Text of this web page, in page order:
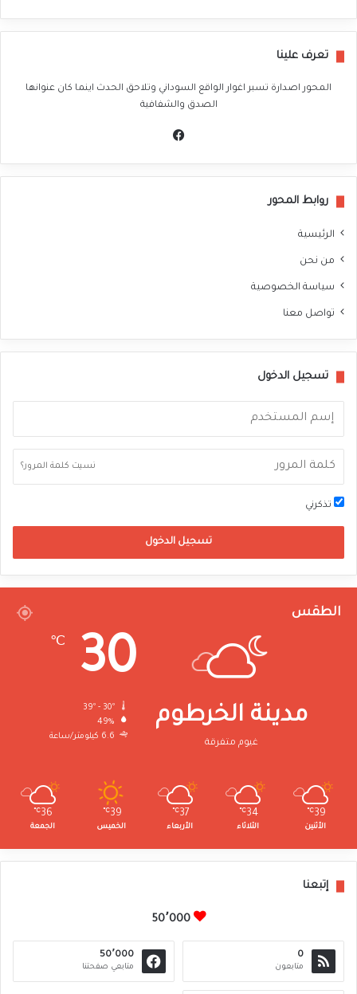
تعرف علينا
المحور اصدارة تسبر اغوار الواقع السوداني وتلاحق الحدث اينما كان عنوانها
الصدق والشفافية
روابط المحور
الرئيسية
من نحن
سياسة الخصوصية
تواصل معنا
تسجيل الدخول
نسيت كلمة المرور؟
تذكرني
تسجيل الدخول
الطقس
مدينة الخرطوم
غيوم متفرقة
30
℃
49%
6.6 كيلومتر/ساعة
39
℃
الأثنين
34
℃
الثلاثاء
37
℃
الأربعاء
39
℃
الخميس
36
℃
الجمعة
إتبعنا
50٬000
0
متابعون
50٬000
متابعي صفحتنا